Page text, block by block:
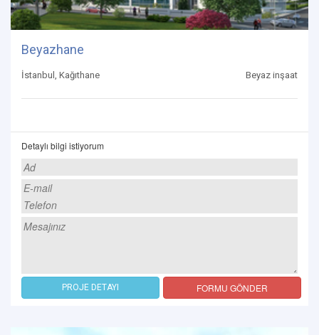
Beyazhane
İstanbul, Kağıthane Beyaz inşaat
Detaylı bilgi istiyorum
PROJE DETAYI FORMU GÖNDER